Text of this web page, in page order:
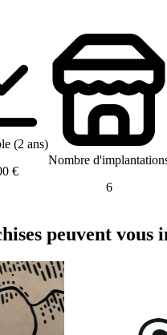
(2 ans)
€
Nombre
6
peuvent vous